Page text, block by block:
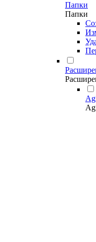
Папки
Папки